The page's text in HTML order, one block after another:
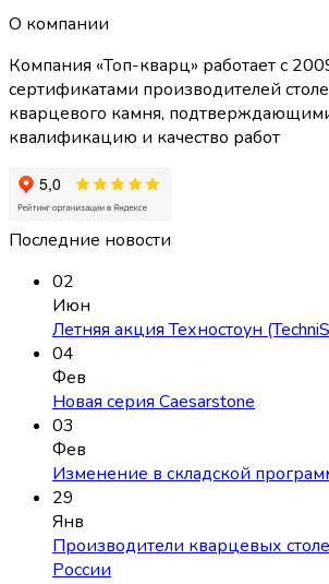
О компании
Компания «Топ-кварц» работает с
сертификатами производителей
кварцевого камня,
квалификацию и качество работ
Последние новости
02
Июн
Летняя акция Техностоун
04
Фев
Новая серия Caesarstone
03
Фев
Изменение в складской
29
Янв
Производители кварцевых
России